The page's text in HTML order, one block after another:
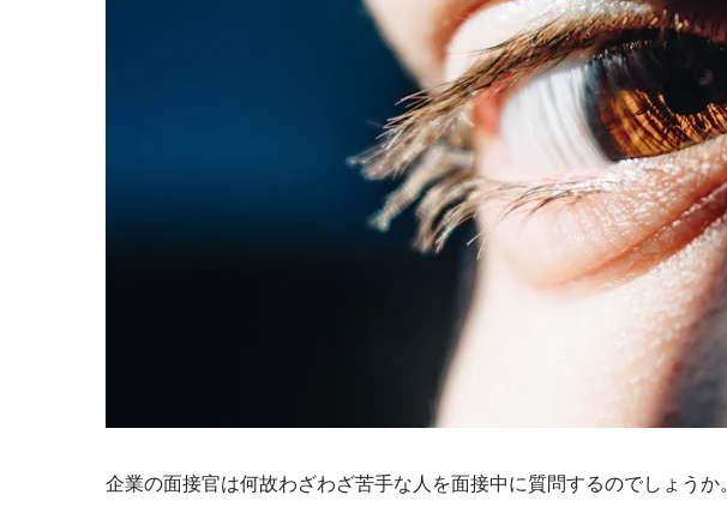
企業の面接官は何故わざわざ苦手な人を面接中に質問するのでしょうか。